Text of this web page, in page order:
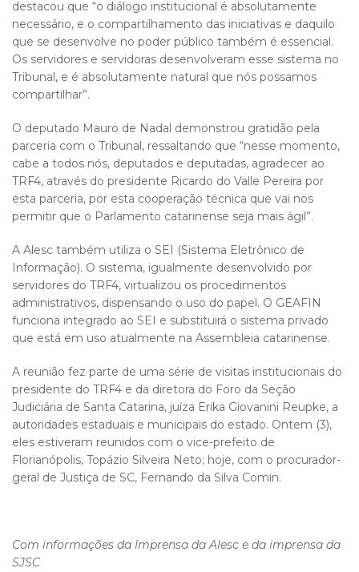
destacou que “o diálogo institucional é absolutamente
necessário, e o compartilhamento das iniciativas e daquilo
que se desenvolve no poder público também é essencial.
Os servidores e servidoras desenvolveram esse sistema no
Tribunal, e é absolutamente natural que nós possamos
compartilhar”.
O deputado Mauro de Nadal demonstrou gratidão pela
parceria com o Tribunal, ressaltando que “nesse momento,
cabe a todos nós, deputados e deputadas, agradecer ao
TRF4, através do presidente Ricardo do Valle Pereira por
esta parceria, por esta cooperação técnica que vai nos
permitir que o Parlamento catarinense seja mais ágil”.
A Alesc também utiliza o SEI (Sistema Eletrônico de
Informação). O sistema, igualmente desenvolvido por
servidores do TRF4, virtualizou os procedimentos
administrativos, dispensando o uso do papel. O GEAFIN
funciona integrado ao SEI e substituirá o sistema privado
que está em uso atualmente na Assembleia catarinense.
A reunião fez parte de uma série de visitas institucionais do
presidente do TRF4 e da diretora do Foro da Seção
Judiciária de Santa Catarina, juíza Erika Giovanini Reupke, a
autoridades estaduais e municipais do estado. Ontem (3),
eles estiveram reunidos com o vice-prefeito de
Florianópolis, Topázio Silveira Neto; hoje, com o procurador-
geral de Justiça de SC, Fernando da Silva Comin.
Com informações da Imprensa da Alesc e da imprensa da
SJSC